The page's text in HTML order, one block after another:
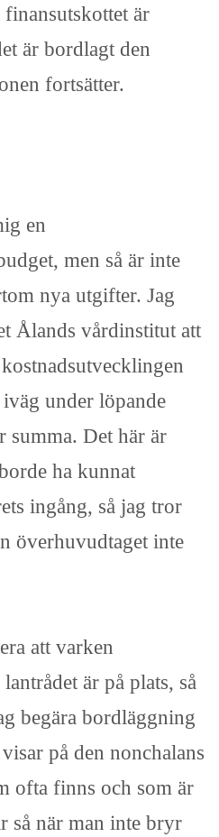
är
är bordlagt den
fortsätter.
en
men så är inte
nya utgifter. Jag
Ålands vårdinstitut att
under löpande
summa. Det här är
ha kunnat
ingång, så jag tror
överhuvudtaget inte
att varken
är på plats, så
begära bordläggning
på den nonchalans
ofta finns och som är
så när man inte bryr